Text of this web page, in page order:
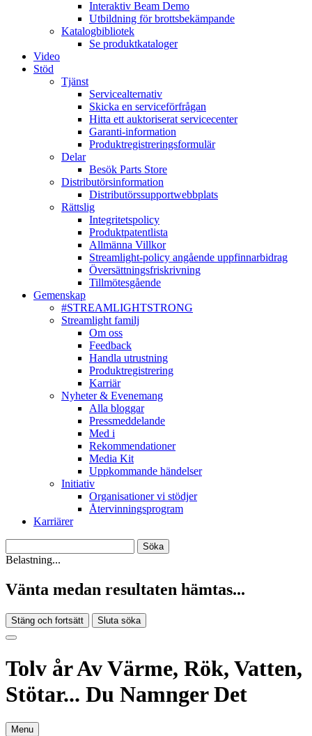
Interaktiv Beam Demo
Utbildning för brottsbekämpande
Katalogbibliotek
Se produktkataloger
Video
Stöd
Tjänst
Servicealternativ
Skicka en serviceförfrågan
Hitta ett auktoriserat servicecenter
Garanti-information
Produktregistreringsformulär
Delar
Besök Parts Store
Distributörsinformation
Distributörssupportwebbplats
Rättslig
Integritetspolicy
Produktpatentlista
Allmänna Villkor
Streamlight-policy angående uppfinnarbidrag
Översättningsfriskrivning
Tillmötesgående
Gemenskap
#STREAMLIGHTSTRONG
Streamlight familj
Om oss
Feedback
Handla utrustning
Produktregistrering
Karriär
Nyheter & Evenemang
Alla bloggar
Pressmeddelande
Med i
Rekommendationer
Media Kit
Uppkommande händelser
Initiativ
Organisationer vi stödjer
Återvinningsprogram
Karriärer
Belastning...
Vänta medan resultaten hämtas...
Stäng och fortsätt Sluta söka
Tolv år Av Värme, Rök, Vatten,
Stötar... Du Namnger Det
Menu